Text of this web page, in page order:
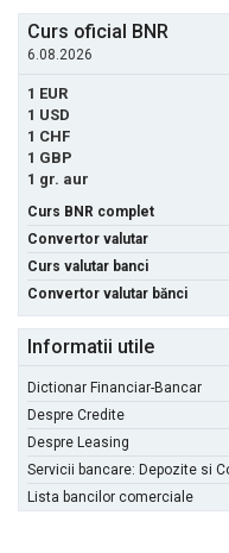
Curs oficial BNR
6.08.2026
1 EUR
1 USD
1 CHF
1 GBP
1 gr. aur
Curs BNR complet
Convertor valutar
Curs valutar banci
Convertor valutar bănci
Informatii utile
Dictionar Financiar-Bancar
Despre Credite
Despre Leasing
Servicii bancare: Depozite si
Lista bancilor comerciale